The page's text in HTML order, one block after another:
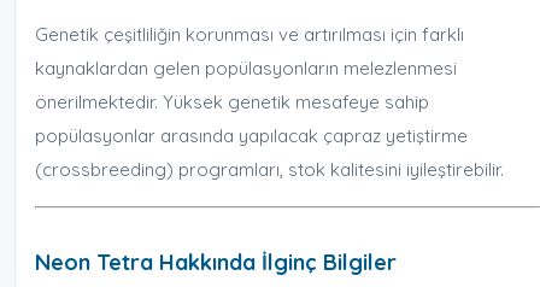
Genetik çeşitliliğin korunması ve artırılması için farklı
kaynaklardan gelen popülasyonların melezlenmesi
önerilmektedir. Yüksek genetik mesafeye sahip
popülasyonlar arasında yapılacak çapraz yetiştirme
(crossbreeding) programları, stok kalitesini iyileştirebilir.
Neon Tetra Hakkında İlginç Bilgiler